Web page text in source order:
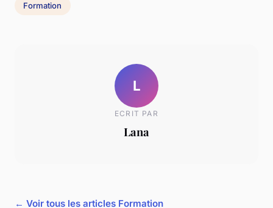
Formation
L
ECRIT PAR
Lana
← Voir tous les articles Formation